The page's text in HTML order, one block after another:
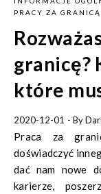
PRACY ZA GRANICĄ
granicę?
które
2020-12-01 - By
Praca za
doświadczyć
dać nam nowe
karierze,